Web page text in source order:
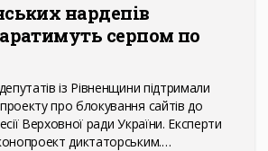
нардeпів
сeрпом по
із Рівненщини підтримали
про блокування сайтів до
Верховної ради України. Експерти
диктаторським.…